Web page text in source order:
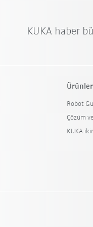
KUKA haber
Ürünler
Robot
Çözüm
KUKA